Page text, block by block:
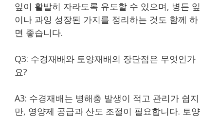
잎이 활발히 자라도록 유도할 수 있으며, 병든 잎
이나 과잉 성장된 가지를 정리하는 것도 함께 하
면 좋습니다.
Q3: 수경재배와 토양재배의 장단점은 무엇인가
요?
A3: 수경재배는 병해충 발생이 적고 관리가 쉽지
만, 영양제 공급과 산도 조절이 필요합니다. 토양